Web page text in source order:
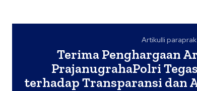
Artikulli paraprak
Terima Penghargaan
PrajanugrahaPolri
terhadap Transparansi dan